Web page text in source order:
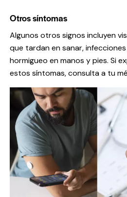
Otros síntomas
Algunos otros signos incluyen
que tardan en sanar,
hormigueo en manos y pies. Si
estos síntomas, consulta a tu